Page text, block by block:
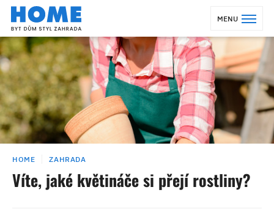
MENU
HOME ZAHRADA
Víte, jaké květináče si přejí rostliny?